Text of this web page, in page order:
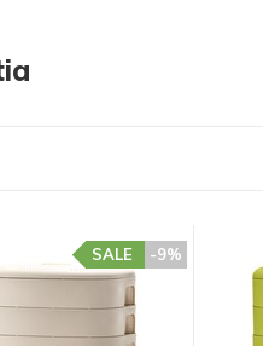
-9%
SALE